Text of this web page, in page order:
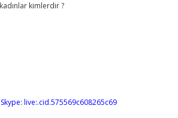
kimlerdir ?
Skype: live:.cid.575569c608265c69